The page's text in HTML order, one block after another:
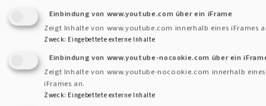
Jahr.
Einbindung von www.youtube.com über ein iFrame
Zeigt Inhalte von www.youtube.com innerhalb eines iFrames
Zweck: Eingebettete externe Inhalte
Einbindung von www.youtube-nocookie.com über ein
Zeigt Inhalte von www.youtube-nocookie.com innerhalb eines
iFrames an.
Zweck: Eingebettete externe Inhalte